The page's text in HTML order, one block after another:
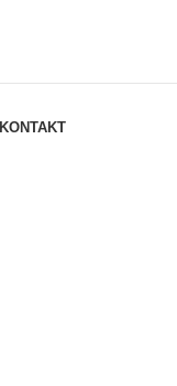
KONTAKT